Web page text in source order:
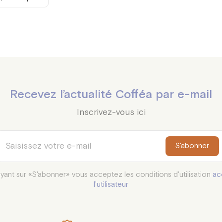
Recevez l’actualité Cofféa par e-mail
Inscrivez-vous ici
S'abonner
sur «S'abonner» vous acceptez les conditions d'utilisation
l'utilisateur